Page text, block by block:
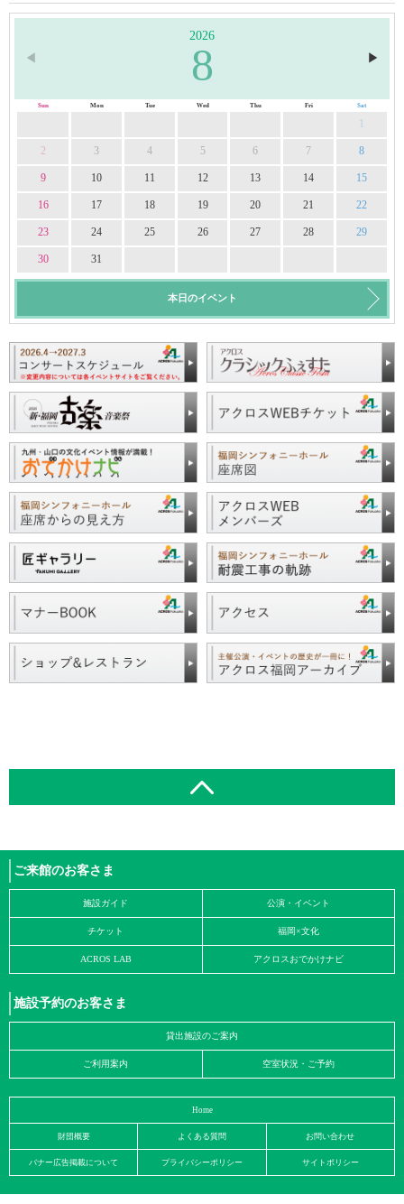
◀︎
2026
8 ▶︎
Sun Mon Tue Wed Thu Fri Sat
1
2 3 4 5 6 7 8
9 10 11 12 13 14 15
16 17 18 19 20 21 22
23 24 25 26 27 28 29
30 31
本日のイベント
ご来館のお客さま
施設ガイド 公演・イベント
チケット 福岡×文化
ACROS LAB アクロスおでかけナビ
施設予約のお客さま
貸出施設のご案内
ご利用案内 空室状況・ご予約
Home
財団概要 よくある質問 お問い合わせ
バナー広告掲載について プライバシーポリシー サイトポリシー